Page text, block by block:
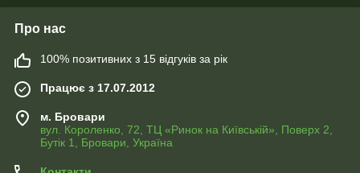
Про нас
100% позитивних з 15 відгуків за рік
Працює з 17.07.2012
м. Бровари
вул. Короленко, 72, ТЦ «Ринок на Київській», Поверх 2,
Бутік 1, Бровари, Україна